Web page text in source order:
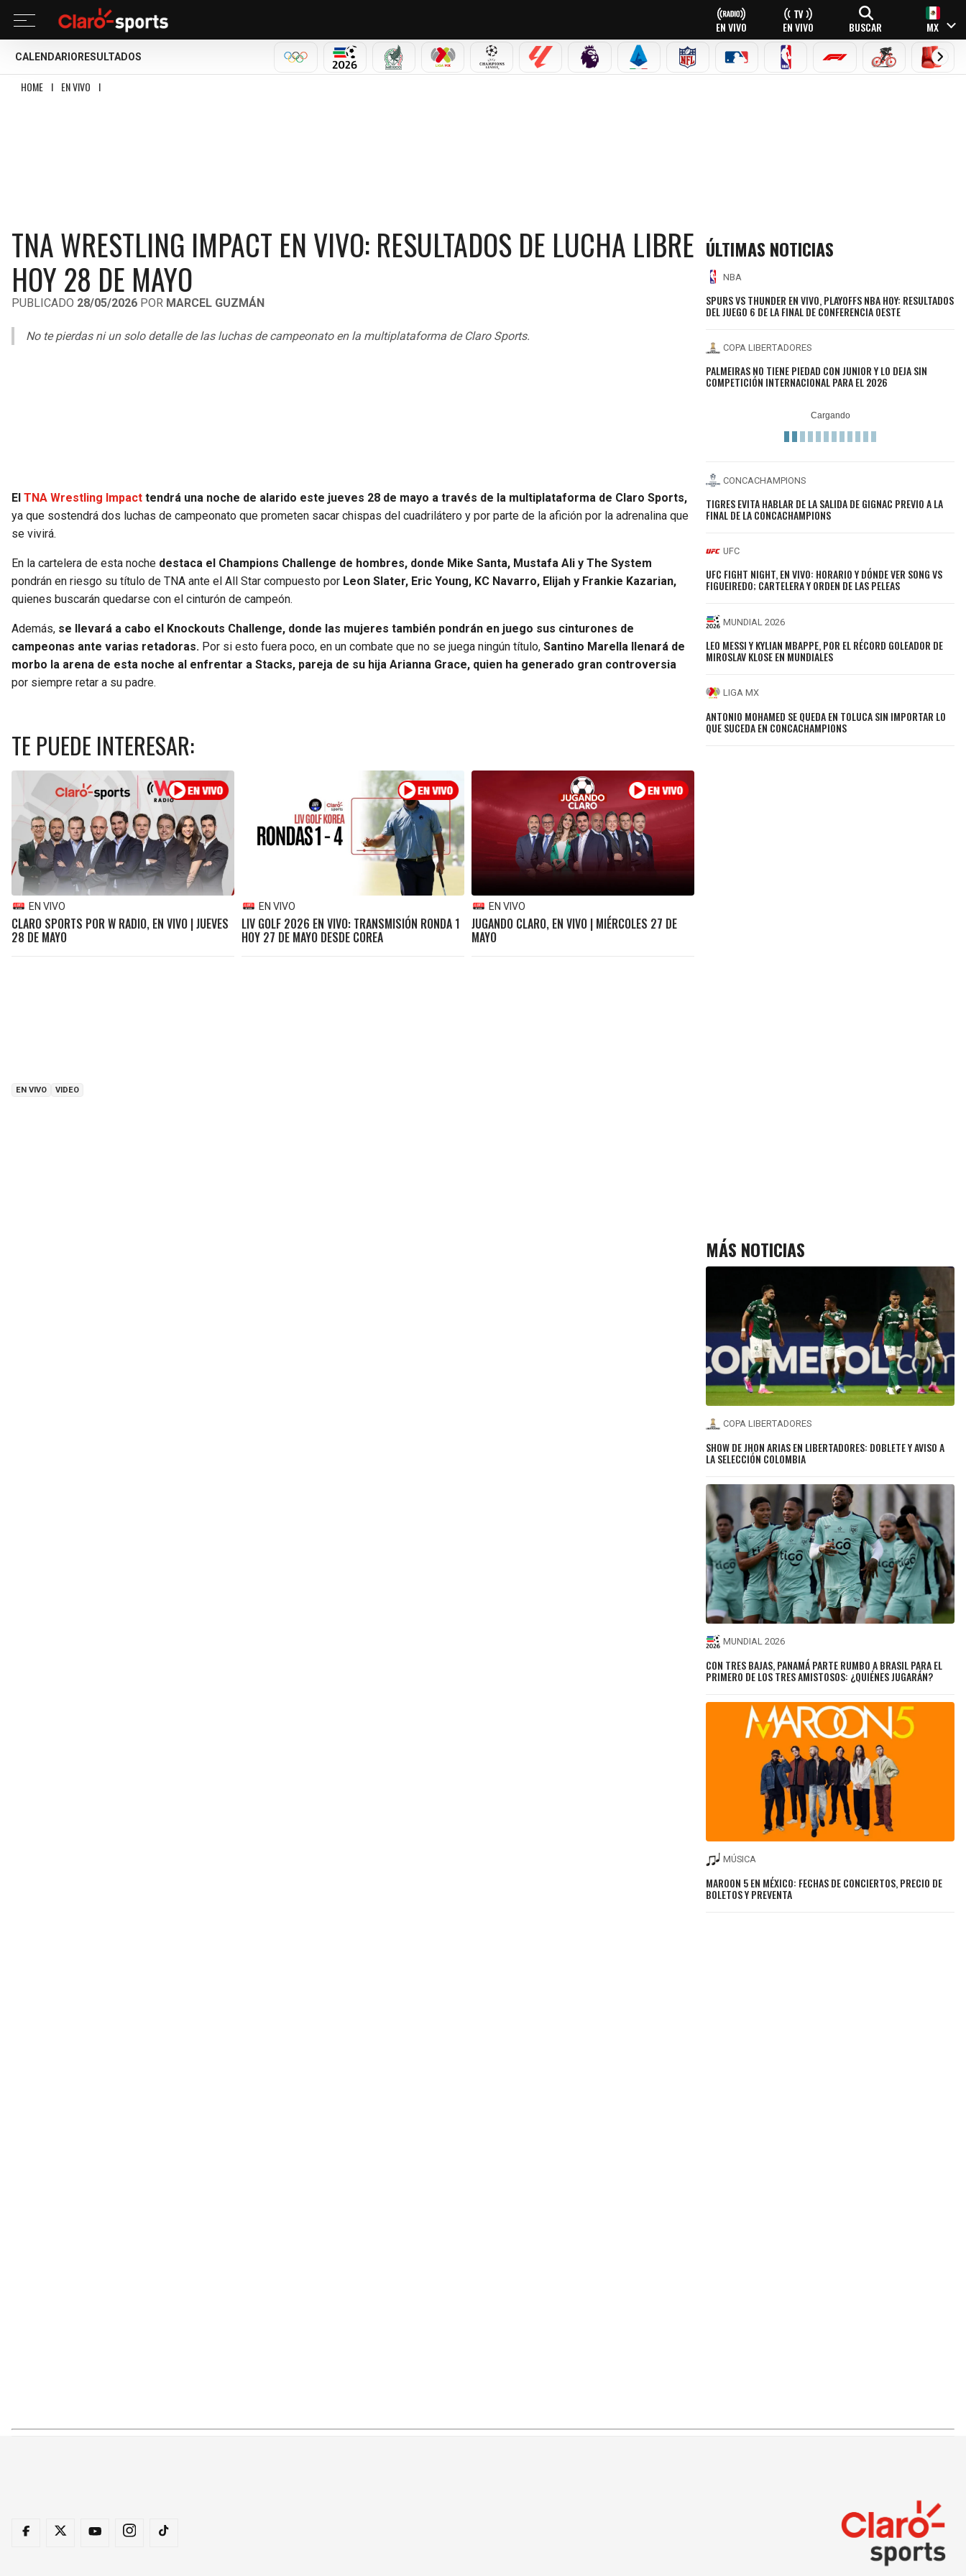
EN VIVO EN VIVO BUSCAR MX
CALENDARIO RESULTADOS
OLÍMPICOSMUNDIAL 2026SELECCIÓN MEXICANA
LIGA MX CHAMPIONS LEAGUE
LALIGA PREMIER LEAGUE
SERIE A NFL MLB NBA FÓRMULA 1CICLISMOBOXEO
HOME I EN VIVO I
TNA WRESTLING IMPACT EN VIVO: RESULTADOS DE LUCHA LIBRE
HOY 28 DE MAYO
PUBLICADO 28/05/2026 POR MARCEL GUZMÁN
No te pierdas ni un solo detalle de las luchas de campeonato en la multiplataforma de Claro Sports.
El TNA Wrestling Impact tendrá una noche de alarido este jueves 28 de mayo a través de la multiplataforma de Claro Sports,
ya que sostendrá dos luchas de campeonato que prometen sacar chispas del cuadrilátero y por parte de la afición por la adrenalina que
se vivirá.
En la cartelera de esta noche destaca el Champions Challenge de hombres, donde Mike Santa, Mustafa Ali y The System
pondrán en riesgo su título de TNA ante el All Star compuesto por Leon Slater, Eric Young, KC Navarro, Elijah y Frankie Kazarian,
quienes buscarán quedarse con el cinturón de campeón.
Además, se llevará a cabo el Knockouts Challenge, donde las mujeres también pondrán en juego sus cinturones de
campeonas ante varias retadoras. Por si esto fuera poco, en un combate que no se juega ningún título, Santino Marella llenará de
morbo la arena de esta noche al enfrentar a Stacks, pareja de su hija Arianna Grace, quien ha generado gran controversia
por siempre retar a su padre.
TE PUEDE INTERESAR:
EN VIVO
CLARO SPORTS POR W RADIO, EN VIVO | JUEVES
28 DE MAYO
EN VIVO
LIV GOLF 2026 EN VIVO: TRANSMISIÓN RONDA 1
HOY 27 DE MAYO DESDE COREA
EN VIVO
JUGANDO CLARO, EN VIVO | MIÉRCOLES 27 DE
MAYO
EN VIVO VIDEO
ÚLTIMAS NOTICIAS
NBA
SPURS VS THUNDER EN VIVO, PLAYOFFS NBA HOY: RESULTADOS
DEL JUEGO 6 DE LA FINAL DE CONFERENCIA OESTE
COPA LIBERTADORES
PALMEIRAS NO TIENE PIEDAD CON JUNIOR Y LO DEJA SIN
COMPETICIÓN INTERNACIONAL PARA EL 2026
CONCACHAMPIONS
TIGRES EVITA HABLAR DE LA SALIDA DE GIGNAC PREVIO A LA
FINAL DE LA CONCACHAMPIONS
UFC
UFC FIGHT NIGHT, EN VIVO: HORARIO Y DÓNDE VER SONG VS
FIGUEIREDO; CARTELERA Y ORDEN DE LAS PELEAS
MUNDIAL 2026
LEO MESSI Y KYLIAN MBAPPE, POR EL RÉCORD GOLEADOR DE
MIROSLAV KLOSE EN MUNDIALES
LIGA MX
ANTONIO MOHAMED SE QUEDA EN TOLUCA SIN IMPORTAR LO
QUE SUCEDA EN CONCACHAMPIONS
MÁS NOTICIAS
COPA LIBERTADORES
SHOW DE JHON ARIAS EN LIBERTADORES: DOBLETE Y AVISO A
LA SELECCIÓN COLOMBIA
MUNDIAL 2026
CON TRES BAJAS, PANAMÁ PARTE RUMBO A BRASIL PARA EL
PRIMERO DE LOS TRES AMISTOSOS: ¿QUIÉNES JUGARÁN?
MÚSICA
MAROON 5 EN MÉXICO: FECHAS DE CONCIERTOS, PRECIO DE
BOLETOS Y PREVENTA